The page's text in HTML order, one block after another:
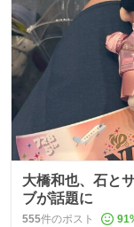
大橋和也、石と
ブが話題に
555件のポスト 91